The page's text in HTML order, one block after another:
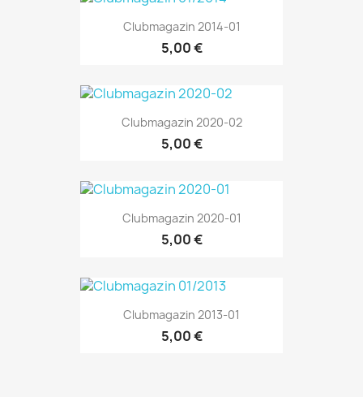
Clubmagazin 2014-01
5,00 €
Clubmagazin 2020-02
5,00 €
Clubmagazin 2020-01
5,00 €
Clubmagazin 2013-01
5,00 €